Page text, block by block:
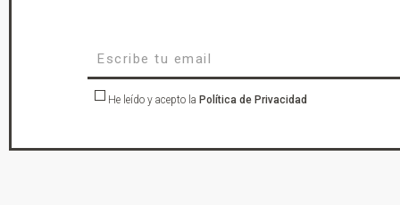
He leído y acepto la Política de Privacidad